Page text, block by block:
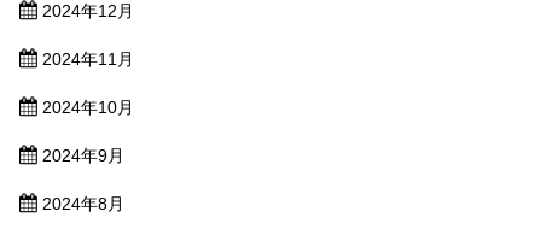
2024年12月
2024年11月
2024年10月
2024年9月
2024年8月